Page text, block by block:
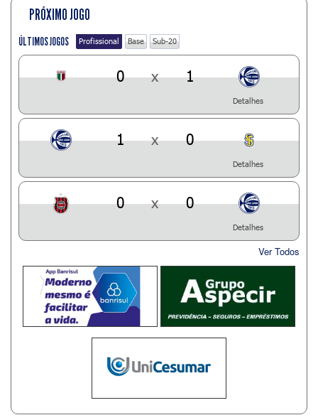
PRÓXIMO JOGO
ÚLTIMOS JOGOS Profissional Base Sub-20
0 x 1
Detalhes
1 x 0
Detalhes
0 x 0
Detalhes
Ver Todos